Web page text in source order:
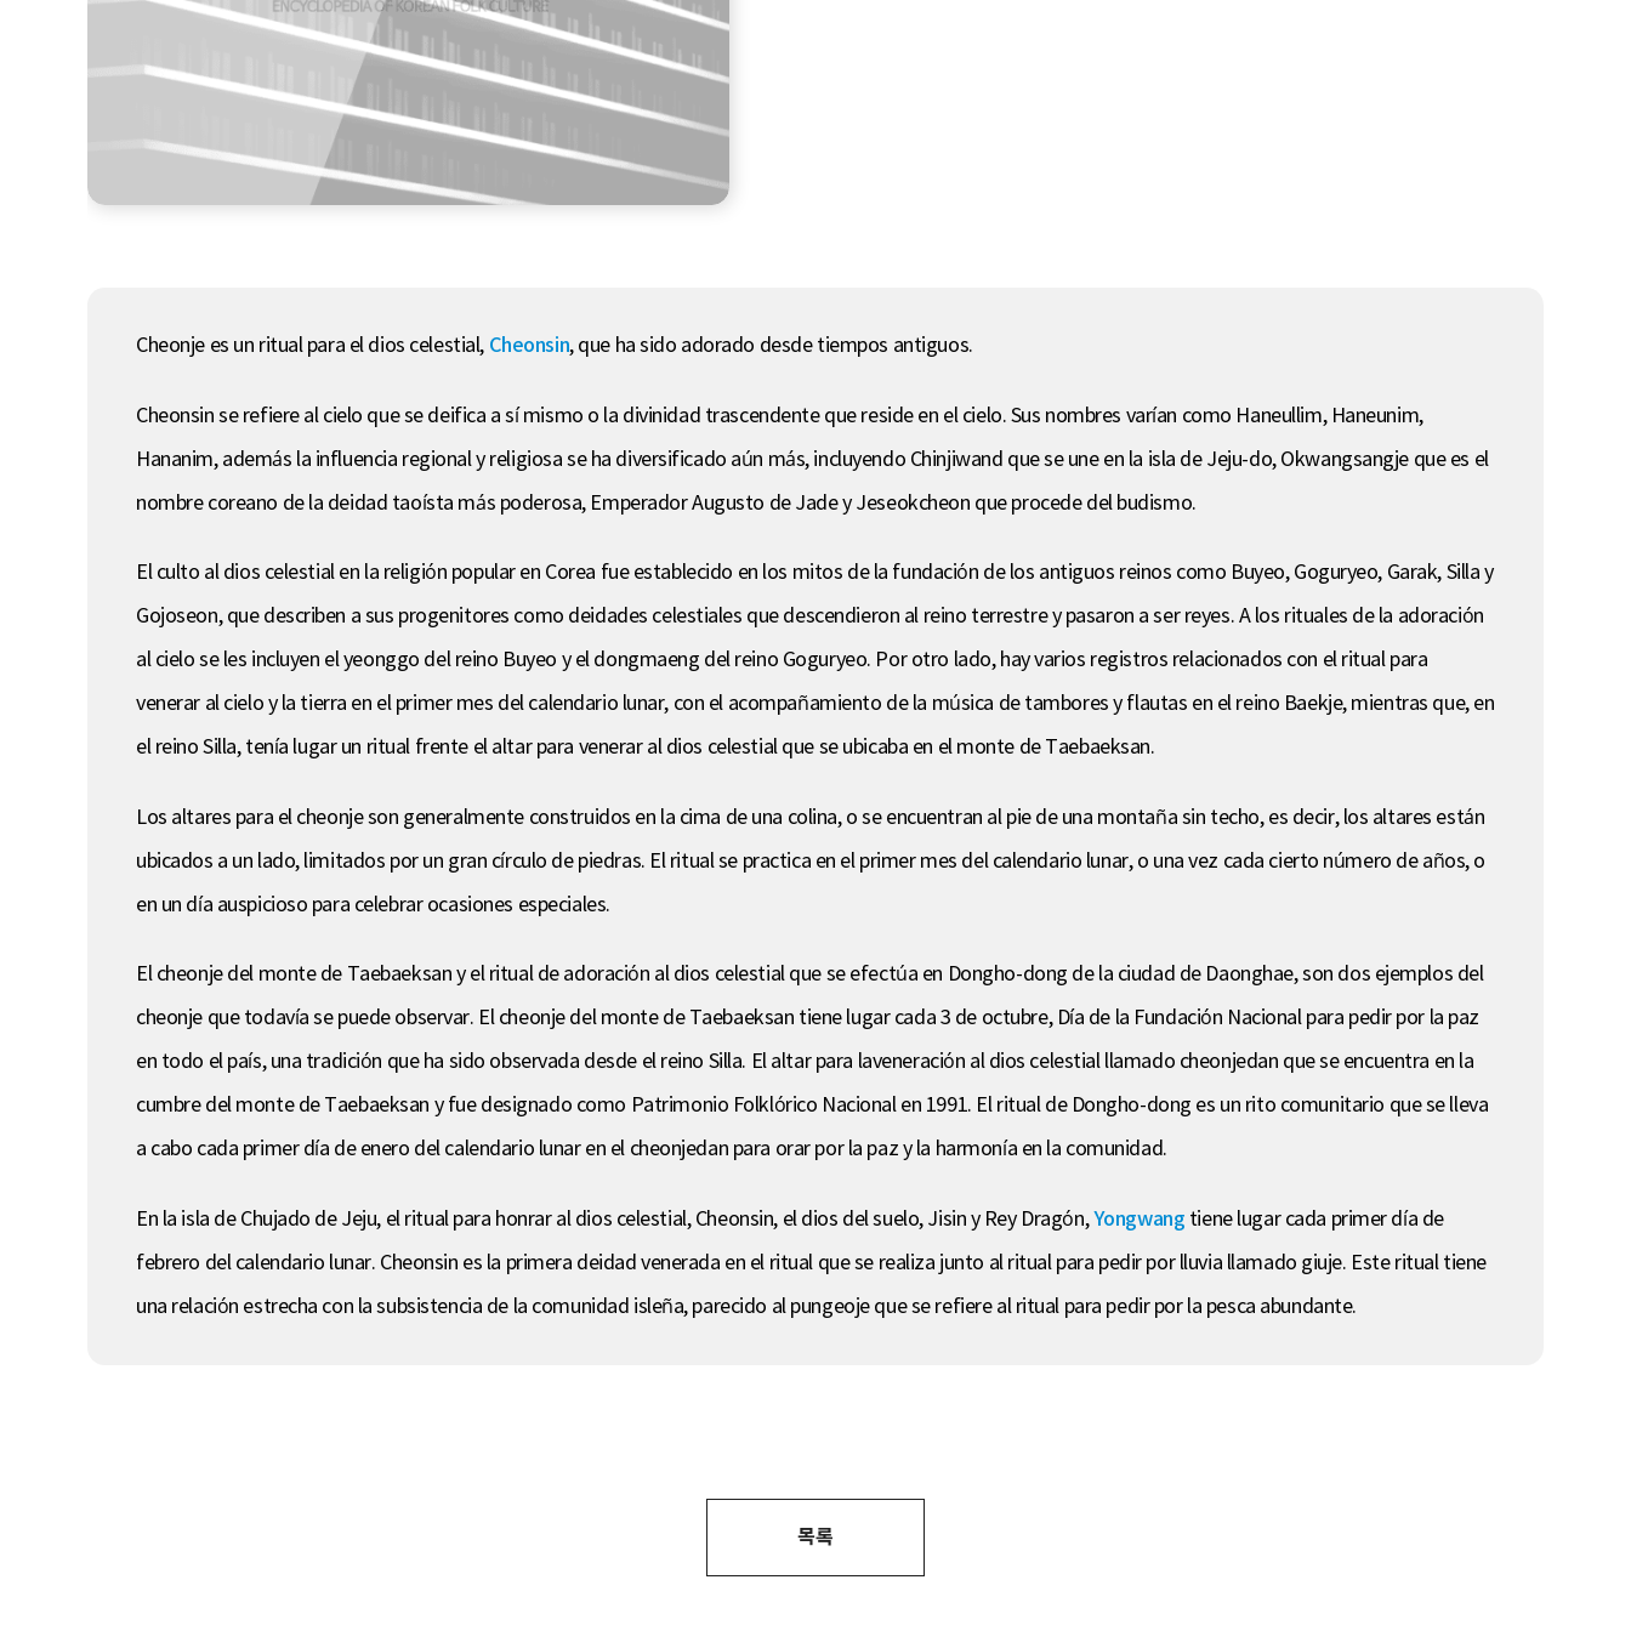
Cheonje es un ritual para el dios celestial, Cheonsin, que ha sido adorado desde tiempos antiguos.
Cheonsin se refiere al cielo que se deifica a sí mismo o la divinidad trascendente que reside en el cielo. Sus nombres varían como Haneullim, Haneunim,
Hananim, además la influencia regional y religiosa se ha diversificado aún más, incluyendo Chinjiwand que se une en la isla de Jeju-do, Okwangsangje que es el
nombre coreano de la deidad taoísta más poderosa, Emperador Augusto de Jade y Jeseokcheon que procede del budismo.
El culto al dios celestial en la religión popular en Corea fue establecido en los mitos de la fundación de los antiguos reinos como Buyeo, Goguryeo, Garak, Silla y
Gojoseon, que describen a sus progenitores como deidades celestiales que descendieron al reino terrestre y pasaron a ser reyes. A los rituales de la adoración
al cielo se les incluyen el yeonggo del reino Buyeo y el dongmaeng del reino Goguryeo. Por otro lado, hay varios registros relacionados con el ritual para
venerar al cielo y la tierra en el primer mes del calendario lunar, con el acompañamiento de la música de tambores y flautas en el reino Baekje, mientras que, en
el reino Silla, tenía lugar un ritual frente el altar para venerar al dios celestial que se ubicaba en el monte de Taebaeksan.
Los altares para el cheonje son generalmente construidos en la cima de una colina, o se encuentran al pie de una montaña sin techo, es decir, los altares están
ubicados a un lado, limitados por un gran círculo de piedras. El ritual se practica en el primer mes del calendario lunar, o una vez cada cierto número de años, o
en un día auspicioso para celebrar ocasiones especiales.
El cheonje del monte de Taebaeksan y el ritual de adoración al dios celestial que se efectúa en Dongho-dong de la ciudad de Daonghae, son dos ejemplos del
cheonje que todavía se puede observar. El cheonje del monte de Taebaeksan tiene lugar cada 3 de octubre, Día de la Fundación Nacional para pedir por la paz
en todo el país, una tradición que ha sido observada desde el reino Silla. El altar para laveneración al dios celestial llamado cheonjedan que se encuentra en la
cumbre del monte de Taebaeksan y fue designado como Patrimonio Folklórico Nacional en 1991. El ritual de Dongho-dong es un rito comunitario que se lleva
a cabo cada primer día de enero del calendario lunar en el cheonjedan para orar por la paz y la harmonía en la comunidad.
En la isla de Chujado de Jeju, el ritual para honrar al dios celestial, Cheonsin, el dios del suelo, Jisin y Rey Dragón,Yongwang tiene lugar cada primer día de
febrero del calendario lunar. Cheonsin es la primera deidad venerada en el ritual que se realiza junto al ritual para pedir por lluvia llamado giuje. Este ritual tiene
una relación estrecha con la subsistencia de la comunidad isleña, parecido al pungeoje que se refiere al ritual para pedir por la pesca abundante.
목록